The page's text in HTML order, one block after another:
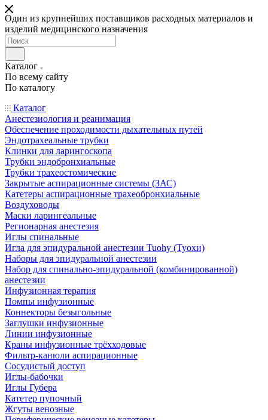
Один из крупнейших поставщиков расходных материалов и
изделий медицинского назначения
Каталог
По всему сайту
По каталогу
Каталог
Анестезиология и реанимация
Обеспечение проходимости дыхательных путей
Эндотрахеальные трубки
Клинки для ларингоскопа
Трубки эндобронхиальные
Трубки трахеостомические
Закрытые аспирационные системы (ЗАС)
Катетеры аспирационные трахеобронхиальные
Воздуховоды
Маски ларингеальные
Регионарная анестезия
Иглы спинальные
Игла для эпидуральной анестезии Tuohy (Туохи)
Наборы для эпидуральной анестезии
Набор для спинально-эпидуральной (комбинированной)
анестезии
Инфузионная терапия
Помпы инфузионные
Коннекторы безыгольные
Заглушки инфузионные
Линии инфузионные
Краны инфузионные трёхходовые
Фильтр-канюли аспирационные
Сосудистый доступ
Иглы-бабочки
Иглы Губера
Катетер пупочный
Жгуты венозные